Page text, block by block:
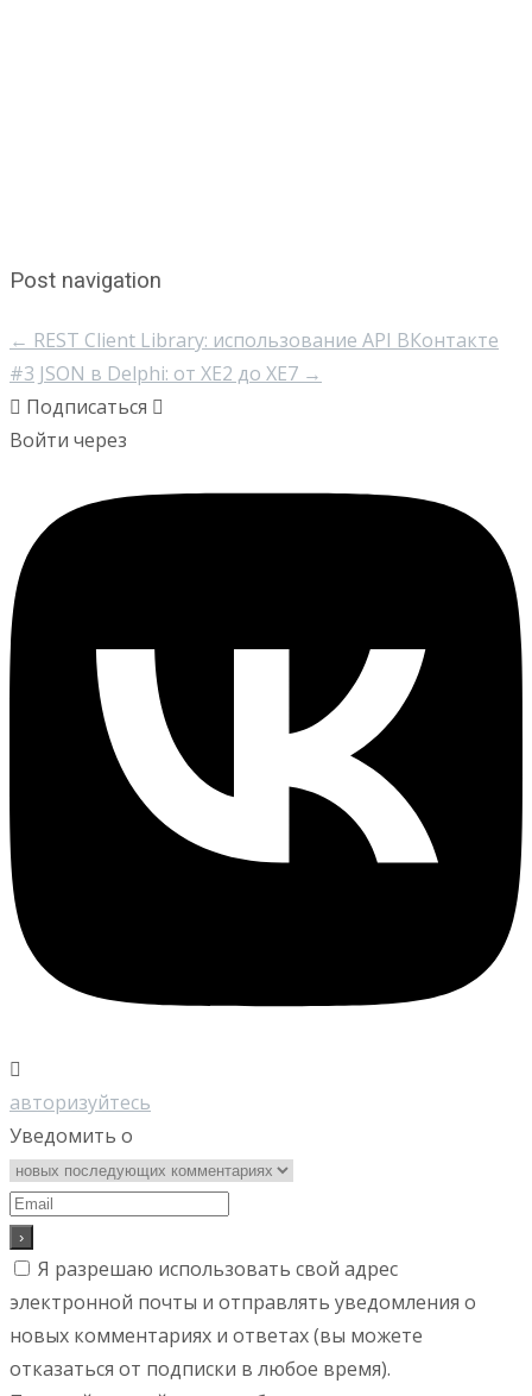
Post navigation
← REST Client Library: использование API ВКонтакте
#3 JSON в Delphi: от XE2 до XE7 →
Подписаться
Войти через
авторизуйтесь
Уведомить о
Я разрешаю использовать свой адрес
электронной почты и отправлять уведомления о
новых комментариях и ответах (вы можете
отказаться от подписки в любое время).